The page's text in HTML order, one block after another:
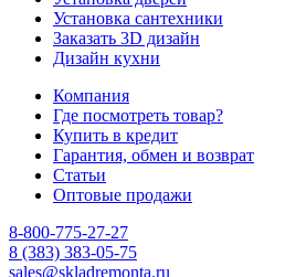
Установка сантехники
Заказать 3D дизайн
Дизайн кухни
Компания
Где посмотреть товар?
Купить в кредит
Гарантия, обмен и возврат
Статьи
Оптовые продажи
8-800-775-27-27
8 (383) 383-05-75
sales@skladremonta.ru